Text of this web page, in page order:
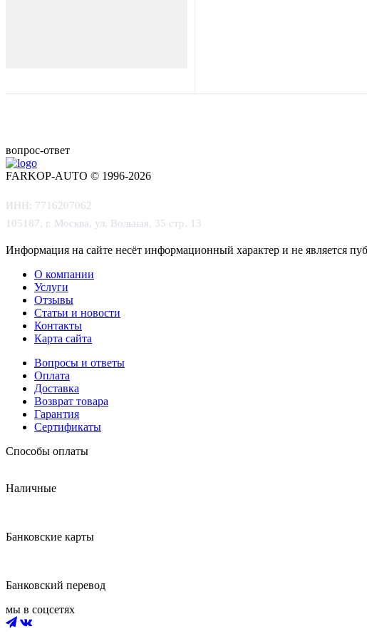
вопрос-ответ
FARKOP-AUTO © 1996-2026
ИНН: 7716207062
105187, г. Москва, ул. Вольная, 35 стр. 13
Информация на сайте несёт информационный характер и не является
О компании
Услуги
Отзывы
Статьи и новости
Контакты
Карта сайта
Вопросы и ответы
Оплата
Доставка
Возврат товара
Гарантия
Сертификаты
Способы оплаты
Наличные
Банковские карты
Банковский перевод
мы в соцсетях